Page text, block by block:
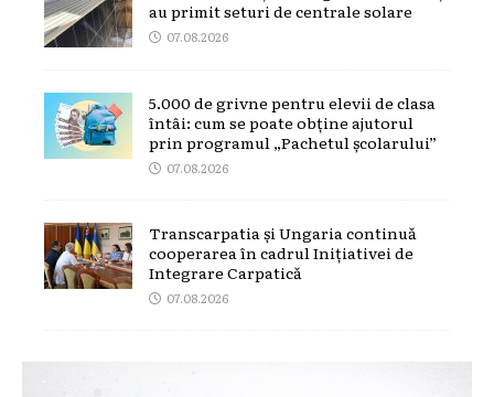
au primit seturi de centrale solare
07.08.2026
5.000 de grivne pentru elevii de clasa
întâi: cum se poate obține ajutorul
prin programul „Pachetul școlarului”
07.08.2026
Transcarpatia și Ungaria continuă
cooperarea în cadrul Inițiativei de
Integrare Carpatică
07.08.2026